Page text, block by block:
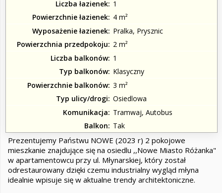
Liczba łazienek 1
Powierzchnie łazienek 4 m²
Wyposażenie łazienek Pralka, Prysznic
Powierzchnia przedpokoju
2 m²
Liczba balkonów 1
Typ balkonów Klasyczny
Powierzchnie balkonów 3 m²
Typ ulicy/drogi Osiedlowa
Komunikacja
Tramwaj, Autobus
Balkon
Tak
Prezentujemy Państwu NOWE (2023 r) 2 pokojowe
mieszkanie znajdujące się na osiedlu ,,Nowe Miasto Różanka"
w apartamentowcu przy ul. Młynarskiej, który został
odrestaurowany dzięki czemu industrialny wygląd młyna
idealnie wpisuje się w aktualne trendy architektoniczne.